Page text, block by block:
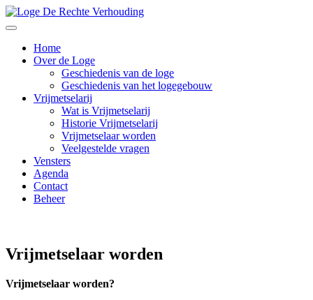
Home
Over de Loge
Geschiedenis van de loge
Geschiedenis van het logegebouw
Vrijmetselarij
Wat is Vrijmetselarij
Historie Vrijmetselarij
Vrijmetselaar worden
Veelgestelde vragen
Vensters
Agenda
Contact
Beheer
Vrijmetselaar worden
Vrijmetselaar worden?